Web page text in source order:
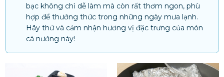
bạc không chỉ dễ làm mà còn rất thơm ngon, phù
hợp để thưởng thức trong những ngày mưa lạnh.
Hãy thử và cảm nhận hương vị đặc trưng của món
cá nướng này!